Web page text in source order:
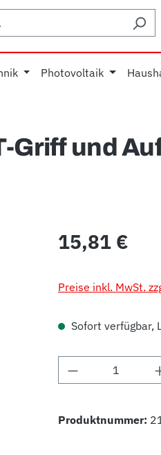
Photovoltaik
Griff und
Regulärer Preis:
15,81 €
Preise inkl. MwSt.
Sofort verfügbar,
Produkt
Produktnummer: